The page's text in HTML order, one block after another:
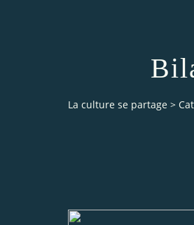
La culture se partage >